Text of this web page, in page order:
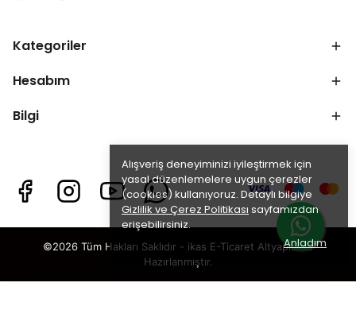
Alışveriş deneyiminizi iyileştirmek için
yasal düzenlemelere uygun çerezler
(cookies) kullanıyoruz. Detaylı bilgiye
Gizlilik ve Çerez Politikası sayfamızdan
erişebilirsiniz.
Anladım
Kategoriler
Hesabım
Bilgi
©2026 Tüm Hakları Saklıdır - ikas E-Ticaret Altyapısı ile
Hazırlanmıştır.